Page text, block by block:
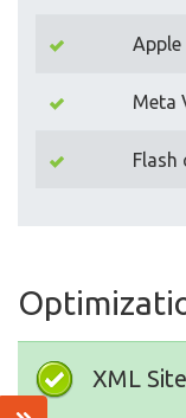
Apple
Meta
Flash
XML